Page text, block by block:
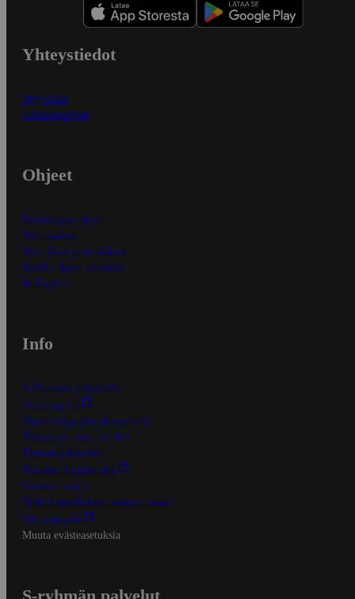
Yhteystiedot
Myymälät
Asiakaspalvelu
Ohjeet
Ensitilaajan ohjeet
Näin maksat
Näin tilaat ja muokkaat
Kaikki ohjeet ja vinkit
In English
Info
S-Business yrityksille
Oiva-raportit
Osuuskauppojen yhteystiedot
Tilaus- ja toimitusehdot
Tietosuojakäytäntö
Palvelun käyttöehdot
Saavutettavuus
Mobiilisovelluksen saavutettavuus
Mainostajalle
Muuta evästeasetuksia